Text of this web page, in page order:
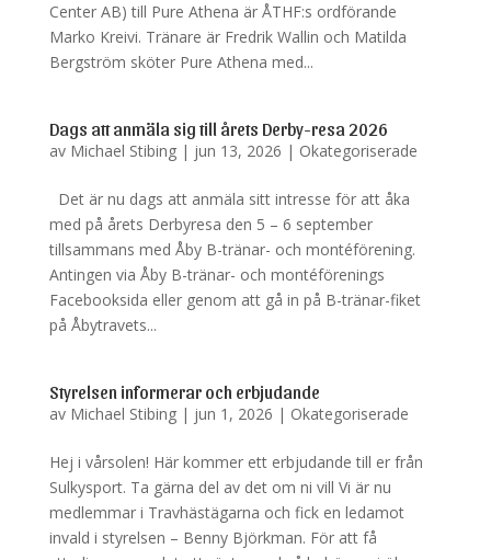
Center AB) till Pure Athena är ÅTHF:s ordförande
Marko Kreivi. Tränare är Fredrik Wallin och Matilda
Bergström sköter Pure Athena med...
Dags att anmäla sig till årets Derby-resa 2026
av Michael Stibing| jun 13, 2026 | Okategoriserade
Det är nu dags att anmäla sitt intresse för att åka
med på årets Derbyresa den 5 – 6 september
tillsammans med Åby B-tränar- och montéförening.
Antingen via Åby B-tränar- och montéförenings
Facebooksida eller genom att gå in på B-tränar-fiket
på Åbytravets...
Styrelsen informerar och erbjudande
av Michael Stibing| jun 1, 2026 | Okategoriserade
Hej i vårsolen! Här kommer ett erbjudande till er från
Sulkysport. Ta gärna del av det om ni vill Vi är nu
medlemmar i Travhästägarna och fick en ledamot
invald i styrelsen – Benny Björkman. För att få